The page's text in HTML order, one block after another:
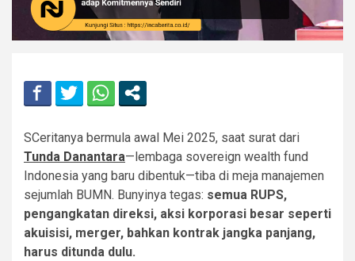
SCeritanya bermula awal Mei 2025, saat surat dari
Tunda Danantara—lembaga sovereign wealth fund
Indonesia yang baru dibentuk—tiba di meja manajemen
sejumlah BUMN. Bunyinya tegas: semua RUPS,
pengangkatan direksi, aksi korporasi besar seperti
akuisisi, merger, bahkan kontrak jangka panjang,
harus ditunda dulu.